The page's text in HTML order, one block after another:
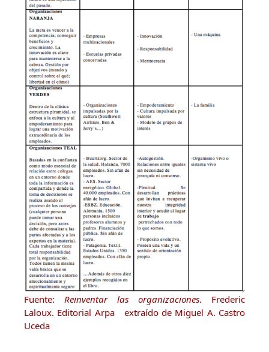
Fuente: Reinventar las organizaciones. Frederic
Laloux. Editorial Arpa extraído de Miguel A. Castro
Uceda